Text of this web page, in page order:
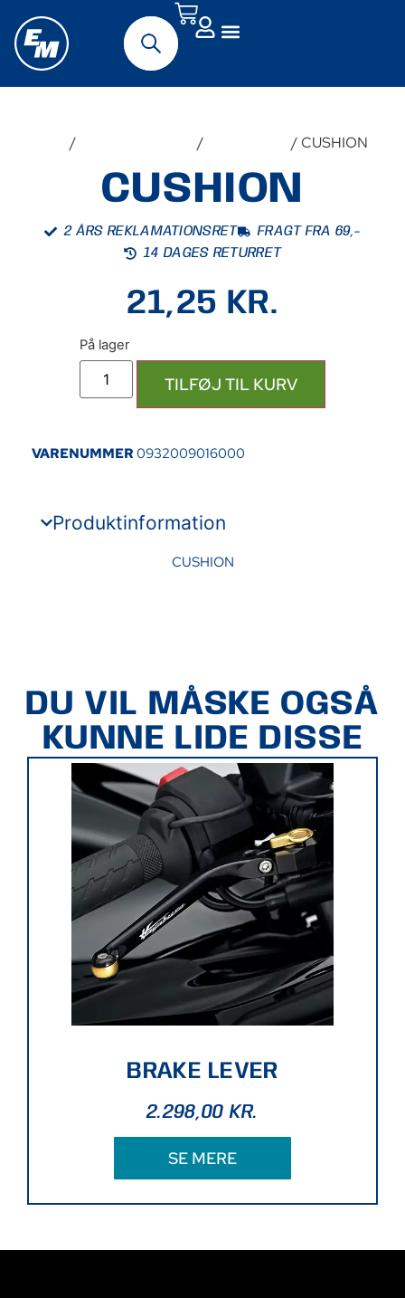
/ / / CUSHION
CUSHION
2 ÅRS REKLAMATIONSRET
FRAGT FRA 69,-
14 DAGES RETURRET
21,25 KR.
TILFØJ TIL KURV
VARENUMMER 0932009016000
Produktinformation
CUSHION
DU VIL MÅSKE OGSÅ
KUNNE LIDE DISSE
BRAKE LEVER
2.298,00KR.
SE MERE